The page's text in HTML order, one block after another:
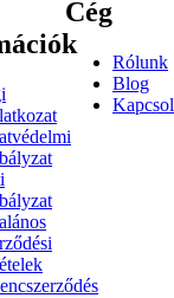
Cég
Rólunk
Blog